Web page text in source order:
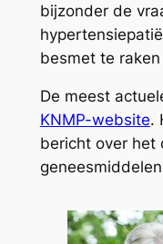
bijzonder de
besmet te raken
De meest
KNMP-website.
bericht over het